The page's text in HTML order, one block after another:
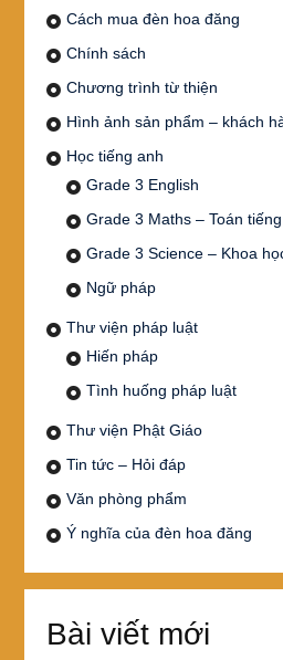
Cách mua đèn hoa đăng
Chính sách
Chương trình từ thiện
Hình ảnh sản phẩm – khách
Học tiếng anh
Grade 3 English
Grade 3 Maths – Toán
Grade 3 Science – Khoa
Ngữ pháp
Thư viện pháp luật
Hiến pháp
Tình huống pháp luật
Thư viện Phật Giáo
Tin tức – Hỏi đáp
Văn phòng phẩm
Ý nghĩa của đèn hoa đăng
Bài viết mới